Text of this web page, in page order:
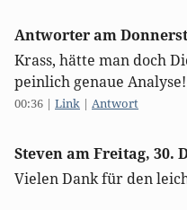
Antworter am
Krass, hätte man doch
peinlich genaue Analyse!
00:36 | Link | Antwort
Steven amFreitag, 30.
Vielen Dank für den